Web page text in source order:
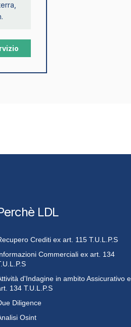
LDL
Crediti ex art. 115 T.U.L.P.S
Commerciali ex art. 134
d'Indagine in ambito Assicurativo
134 T.U.L.P.S
Diligence
Osint